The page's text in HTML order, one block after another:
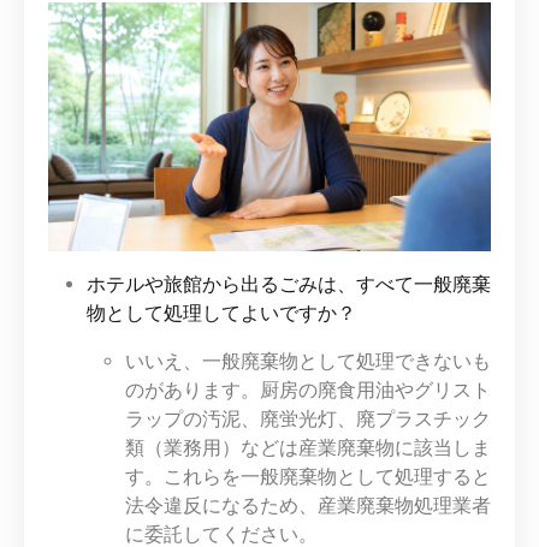
ホテルや旅館から出るごみは、すべて一般廃棄
物として処理してよいですか？
いいえ、一般廃棄物として処理できないも
のがあります。厨房の廃食用油やグリスト
ラップの汚泥、廃蛍光灯、廃プラスチック
類（業務用）などは産業廃棄物に該当しま
す。これらを一般廃棄物として処理すると
法令違反になるため、産業廃棄物処理業者
に委託してください。